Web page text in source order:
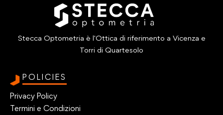
Stecca Optometria è l'Ottica di riferimento a Vicenza e
Torri di Quartesolo
POLICIES
Privacy Policy
Termini e Condizioni